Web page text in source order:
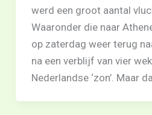
werd een groot aantal
Waaronder die naar
op zaterdag weer terug
na een verblijf van vier
Nederlandse ‘zon’. Maar